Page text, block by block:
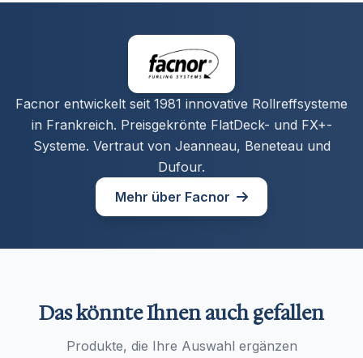
Facnor entwickelt seit 1981 innovative Rollreffsysteme
in Frankreich. Preisgekrönte FlatDeck- und FX+-
Systeme. Vertraut von Jeanneau, Beneteau und
Dufour.
Mehr über Facnor
Das könnte Ihnen auch gefallen
Produkte, die Ihre Auswahl ergänzen